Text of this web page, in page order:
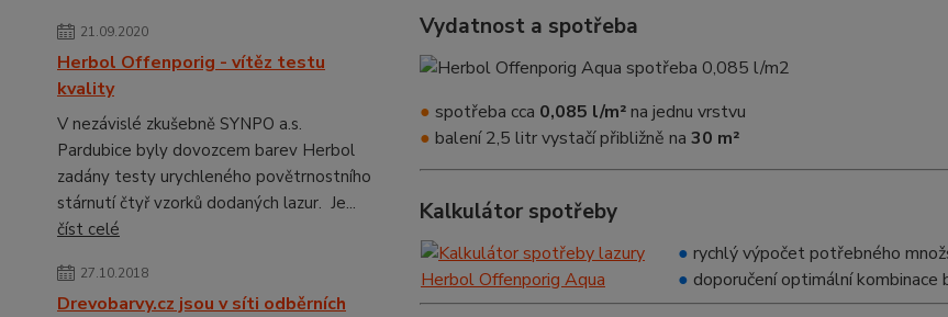
21.09.2020
Herbol Offenporig - vítěz testu
kvality
V nezávislé zkušebně SYNPO a.s.
Pardubice byly dovozcem barev Herbol
zadány testy urychleného povětrnostního
stárnutí čtyř vzorků dodaných lazur. Je...
číst celé
27.10.2018
Drevobarvy.cz jsou v síti odběrních
Vydatnost a spotřeba
● spotřeba cca 0,085 l/m²na jednu vrstvu
● balení 2,5 litr vystačí přibližně na 30 m²
Kalkulátor spotřeby
● rychlý výpočet potřebného
● doporučení optimální kombinace